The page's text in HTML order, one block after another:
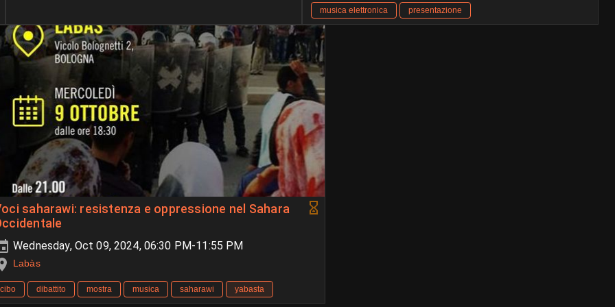
musica elettronica presentazione
saharawi: resistenza e oppressione nel Sahara
Wednesday, Oct 09, 2024, 06:30 PM-11:55 PM
Labàs
cibo dibattito mostra musica saharawi yabasta